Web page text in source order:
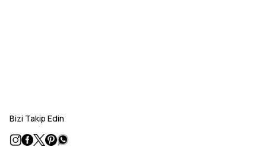
Bizi Takip Edin